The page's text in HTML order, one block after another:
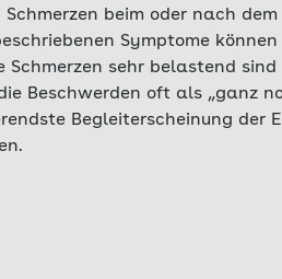
beim oder nach
Symptome
sehr belastend
Beschwerden oft als „ganz
Begleiterscheinung der